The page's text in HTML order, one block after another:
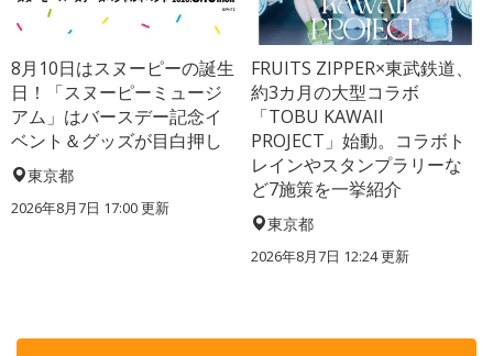
8月10日はスヌーピーの誕生
日！「スヌーピーミュージ
アム」はバースデー記念イ
ベント＆グッズが目白押し
東京都
2026年8月7日 17:00更新
FRUITS ZIPPER×東武鉄道、
約3カ月の大型コラボ
「TOBU KAWAII
PROJECT」始動。コラボト
レインやスタンプラリーな
ど7施策を一挙紹介
東京都
2026年8月7日 12:24更新